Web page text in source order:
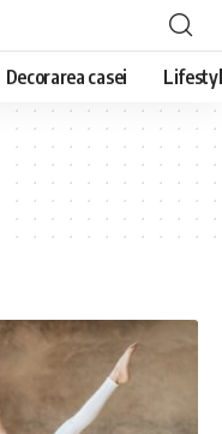
Decorarea casei